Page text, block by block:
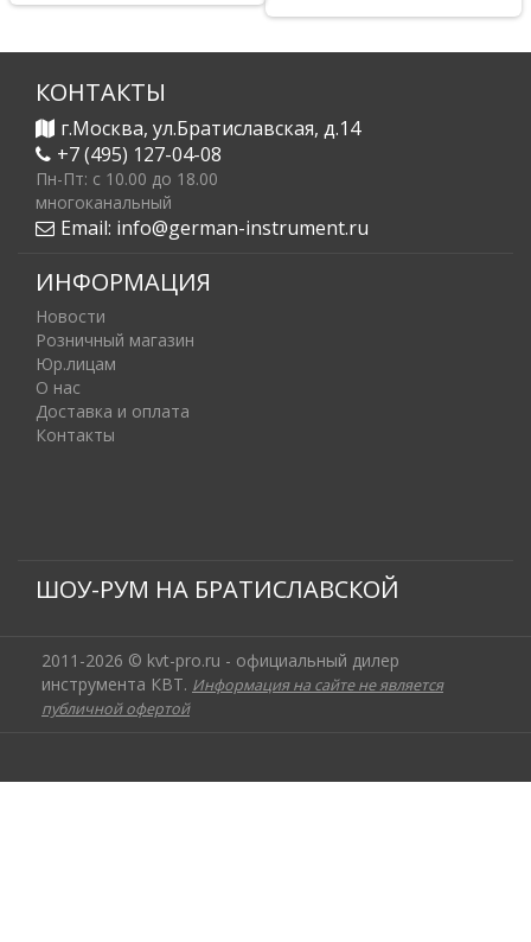
КОНТАКТЫ
г.Москва, ул.Братиславская, д.14
+7 (495) 127-04-08
Пн-Пт: c 10.00 до 18.00
многоканальный
Email: info@german-instrument.ru
ИНФОРМАЦИЯ
Новости
Розничный магазин
Юр.лицам
О нас
Доставка и оплата
Контакты
ШОУ-РУМ НА БРАТИСЛАВСКОЙ
2011-2026 © kvt-pro.ru - официальный дилер
инструмента КВТ. Информация на сайте не является
публичной офертой